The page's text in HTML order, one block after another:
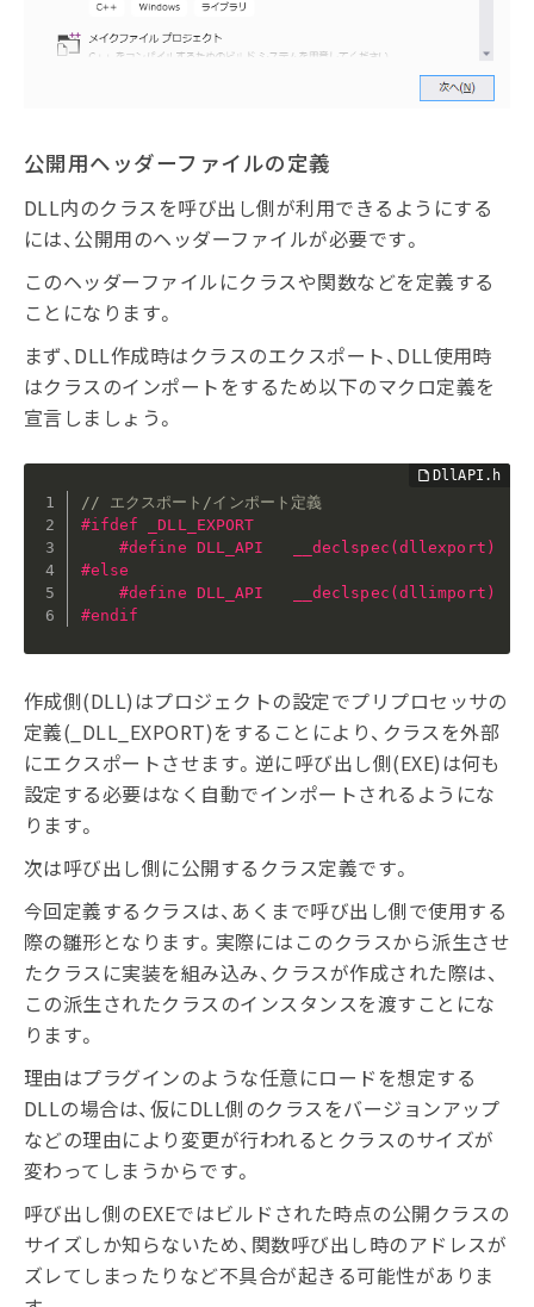
公開用ヘッダーファイルの定義
DLL内のクラスを呼び出し側が利用できるようにする
には、公開用のヘッダーファイルが必要です。
このヘッダーファイルにクラスや関数などを定義する
ことになります。
まず、DLL作成時はクラスのエクスポート、DLL使用時
はクラスのインポートをするため以下のマクロ定義を
宣言しましょう。
// エクスポート/インポート定義
#ifdef _DLL_EXPORT
#define DLL_API   __declspec(dllexport)
#else
#define DLL_API   __declspec(dllimport)
#endif
作成側(DLL)はプロジェクトの設定でプリプロセッサの
定義(_DLL_EXPORT)をすることにより、クラスを外部
にエクスポートさせます。逆に呼び出し側(EXE)は何も
設定する必要はなく自動でインポートされるようにな
ります。
次は呼び出し側に公開するクラス定義です。
今回定義するクラスは、あくまで呼び出し側で使用する
際の雛形となります。実際にはこのクラスから派生させ
たクラスに実装を組み込み、クラスが作成された際は、
この派生されたクラスのインスタンスを渡すことにな
ります。
理由はプラグインのような任意にロードを想定する
DLLの場合は、仮にDLL側のクラスをバージョンアップ
などの理由により変更が行われるとクラスのサイズが
変わってしまうからです。
呼び出し側のEXEではビルドされた時点の公開クラスの
サイズしか知らないため、関数呼び出し時のアドレスが
ズレてしまったりなど不具合が起きる可能性がありま